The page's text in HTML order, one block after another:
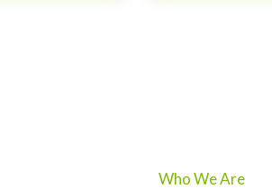
Who We Are